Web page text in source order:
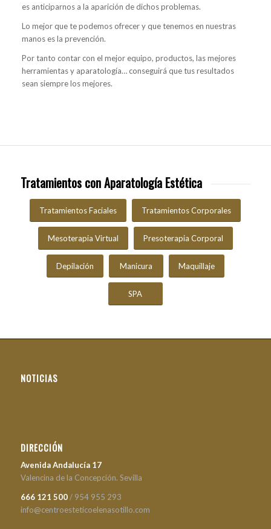
es anticiparnos a la aparición de dichos problemas.
Lo mejor que te podemos ofrecer y que tenemos en nuestras
manos es la prevención.
Por tanto contar con el mejor equipo, productos, las mejores
herramientas y aparatología… conseguirá que tus resultados
sean siempre los mejores.
Tratamientos con Aparatología Estética
Tratamientos Faciales Tratamientos Corporales
Mesoterapia Virtual Presoterapia Corporal
Depilación Manicura Maquillaje
SPA
NOTICIAS
DIRECCIÓN
Avenida Andalucía 17
Valencina de la Concepción. Sevilla
666 121 500/ 954 955 293
info@centroesteticoelenasotillo.com